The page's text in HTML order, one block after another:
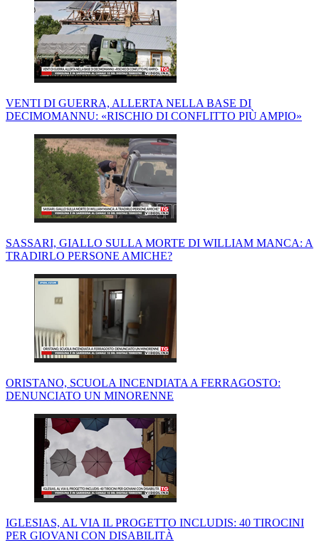
VENTI DI GUERRA, ALLERTA NELLA BASE DI
DECIMOMANNU: «RISCHIO DI CONFLITTO PIÙ AMPIO»
SASSARI, GIALLO SULLA MORTE DI WILLIAM MANCA: A
TRADIRLO PERSONE AMICHE?
ORISTANO, SCUOLA INCENDIATA A FERRAGOSTO:
DENUNCIATO UN MINORENNE
IGLESIAS, AL VIA IL PROGETTO INCLUDIS: 40 TIROCINI
PER GIOVANI CON DISABILITÀ